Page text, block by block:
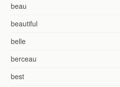
beau
beautiful
belle
berceau
best